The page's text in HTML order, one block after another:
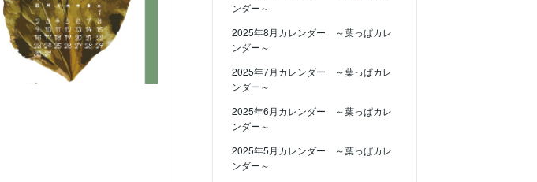
ンダー～
2025年8月カレンダー ～葉っぱカレ
ンダー～
2025年7月カレンダー ～葉っぱカレ
ンダー～
2025年6月カレンダー ～葉っぱカレ
ンダー～
2025年5月カレンダー ～葉っぱカレ
ンダー～